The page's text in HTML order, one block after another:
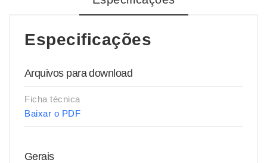
Especificações
Arquivos para download
Ficha técnica
Baixar o PDF
Gerais